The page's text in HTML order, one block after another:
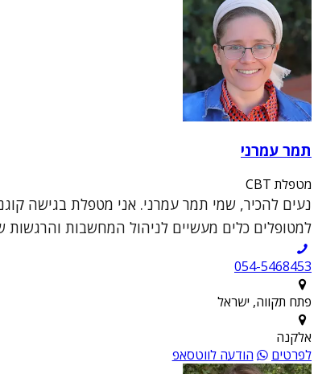
תמר עמרני
מטפלת CBT
למטופלים כלים מעשיים לניהול המחשבות
054-5468453
פתח תקווה, ישראל
אלקנה
לפרטים
הודעה לווטסאפ